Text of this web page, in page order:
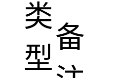
类
型
备